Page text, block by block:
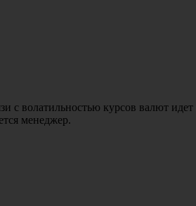
с волатильностью курсов валют
менеджер.